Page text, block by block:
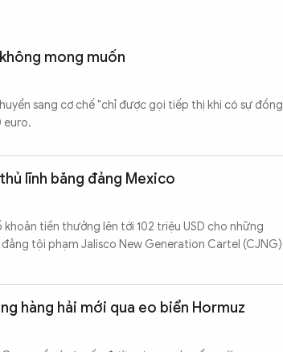
mong muốn
sang cơ chế "chỉ được gọi tiếp thị khi có sự đồng
euro.
lĩnh băng đảng Mexico
tiền thưởng lên tới 102 triệu USD cho những
tội phạm Jalisco New Generation Cartel (CJNG)
hàng hải mới qua eo biển Hormuz